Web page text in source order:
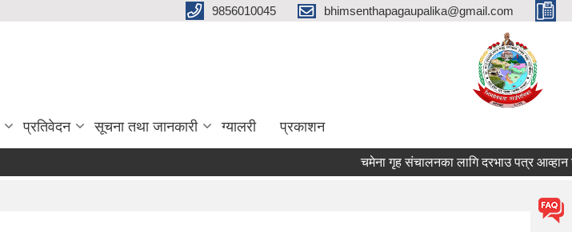
9856010045 bhimsenthapagaupalika@gmail.com
प्रतिवेदन सूचना तथा जानकारी ग्यालरी प्रकाशन
चमेना गृह संचालनका लागि दरभाउ पत्र आव्हान